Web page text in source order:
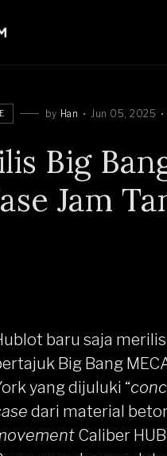
by Han Jun 05, 2025
Big
Jam
baru saja
Big Bang
yang dijuluki “
dari material
Caliber